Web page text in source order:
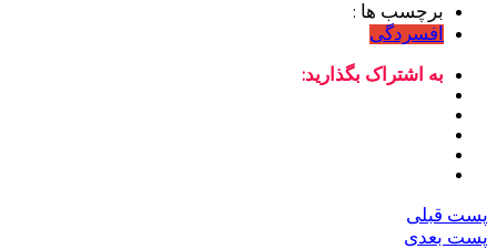
برچسب ها :
افسردگی
به اشتراک بگذارید:
پست قبلی
پست بعدی